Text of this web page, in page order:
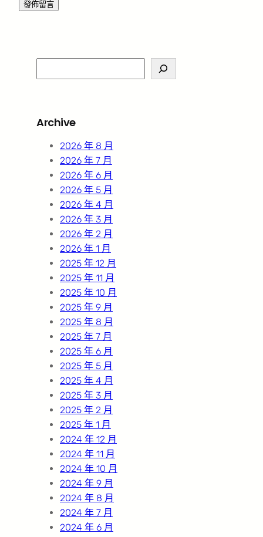
e
c
Archive
2026 年 8 月
2026 年 7 月
2026 年 6 月
2026 年 5 月
2026 年 4 月
2026 年 3 月
2026 年 2 月
2026 年 1 月
2025 年 12 月
2025 年 11 月
2025 年 10 月
2025 年 9 月
2025 年 8 月
2025 年 7 月
2025 年 6 月
2025 年 5 月
2025 年 4 月
2025 年 3 月
2025 年 2 月
2025 年 1 月
2024 年 12 月
2024 年 11 月
2024 年 10 月
2024 年 9 月
2024 年 8 月
2024 年 7 月
2024 年 6 月